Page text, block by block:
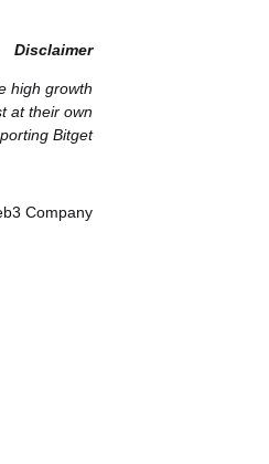
Disclaimer
high growth
at their own
Bitget.
Company